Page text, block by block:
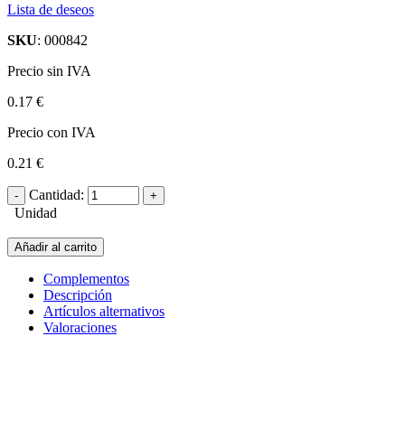
Lista de deseos
SKU: 000842
Precio sin IVA
0.17 €
Precio con IVA
0.21 €
Cantidad:
Unidad
Añadir al carrito
Complementos
Descripción
Artículos alternativos
Valoraciones